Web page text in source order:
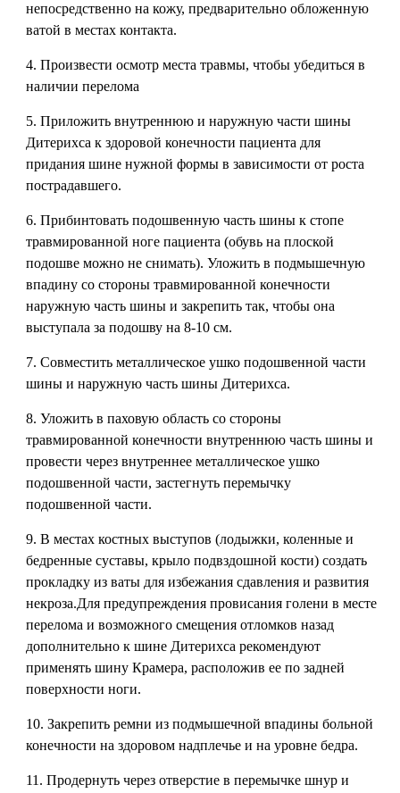
непосредственно на кожу, предварительно обложенную
ватой в местах контакта.
4. Произвести осмотр места травмы, чтобы убедиться в
наличии перелома
5. Приложить внутреннюю и наружную части шины
Дитерихса к здоровой конечности пациента для
придания шине нужной формы в зависимости от роста
пострадавшего.
6. Прибинтовать подошвенную часть шины к стопе
травмированной ноге пациента (обувь на плоской
подошве можно не снимать). Уложить в подмышечную
впадину со стороны травмированной конечности
наружную часть шины и закрепить так, чтобы она
выступала за подошву на 8-10 см.
7. Совместить металлическое ушко подошвенной части
шины и наружную часть шины Дитерихса.
8. Уложить в паховую область со стороны
травмированной конечности внутреннюю часть шины и
провести через внутреннее металлическое ушко
подошвенной части, застегнуть перемычку
подошвенной части.
9. В местах костных выступов (лодыжки, коленные и
бедренные суставы, крыло подвздошной кости) создать
прокладку из ваты для избежания сдавления и развития
некроза.Для предупреждения провисания голени в месте
перелома и возможного смещения отломков назад
дополнительно к шине Дитерихса рекомендуют
применять шину Крамера, расположив ее по задней
поверхности ноги.
10. Закрепить ремни из подмышечной впадины больной
конечности на здоровом надплечье и на уровне бедра.
11. Продернуть через отверстие в перемычке шнур и